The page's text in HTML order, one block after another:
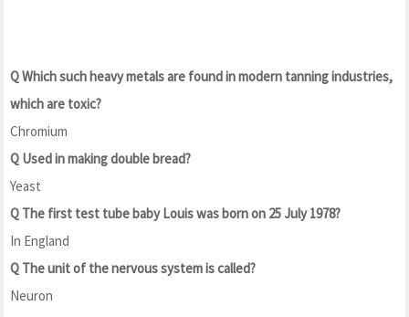
Q Which such heavy metals are found in modern tanning industries,
which are toxic?
Chromium
Q Used in making double bread?
Yeast
Q The first test tube baby Louis was born on 25 July 1978?
In England
Q The unit of the nervous system is called?
Neuron